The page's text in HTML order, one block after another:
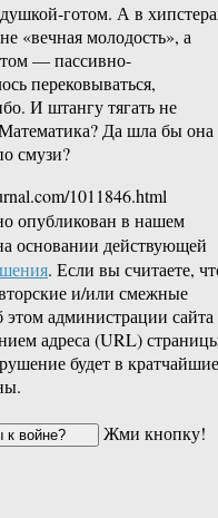
готом. А в
«вечная молодость», а
— пассивно-
перековываться,
И штангу тягать не
Да шла бы она
смузи?
1011846.html
опубликован в нашем
основании действующей
. Если вы считаете,
и/или смежные
администрации сайта
адреса (URL)
будет в кратчайшие
Жми кнопку!